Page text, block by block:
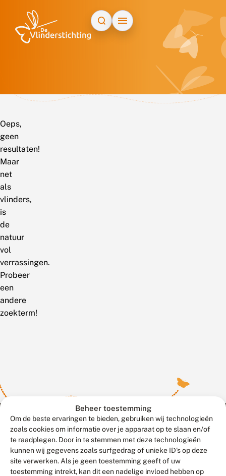
Beheer toestemming
Om de beste ervaringen te bieden, gebruiken wij technologieën
zoals cookies om informatie over je apparaat op te slaan en/of
te raadplegen. Door in te stemmen met deze technologieën
kunnen wij gegevens zoals surfgedrag of unieke ID's op deze
site verwerken. Als je geen toestemming geeft of uw
toestemming intrekt, kan dit een nadelige invloed hebben op
Oeps,
geen
resultaten!
Maar
net
als
vlinders,
is
de
natuur
vol
verrassingen.
Probeer
een
andere
zoekterm!
Meld waarnemingen© 2026 Vlinderstichting
Duurzaam ontwikkeld door
Go2People
, ontworpen door
Blue Field Agency